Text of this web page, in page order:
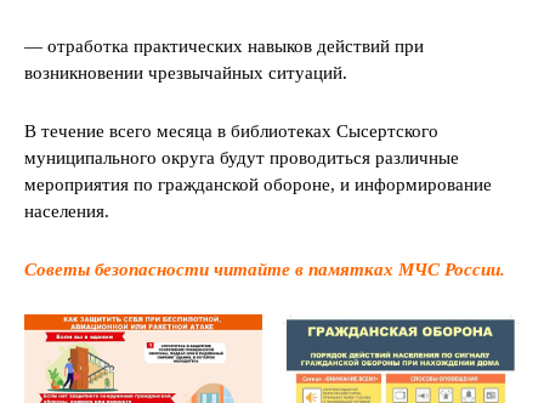
— отработка практических навыков действий при
возникновении чрезвычайных ситуаций.
В течение всего месяца в библиотеках Сысертского
муниципального округа будут проводиться различные
мероприятия по гражданской обороне, и информирование
населения.
Советы безопасности читайте в памятках МЧС России.